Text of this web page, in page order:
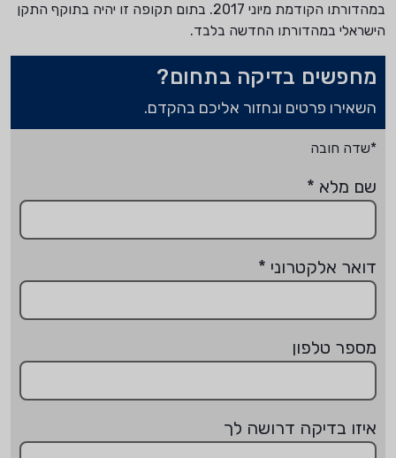
במהדורתו הקודמת מיוני 2017. בתום תקופה זו יהיה בתוקף התקן
הישראלי במהדורתו החדשה בלבד.
מחפשים בדיקה בתחום?
השאירו פרטים ונחזור אליכם בהקדם.
*שדה חובה
שם מלא *
דואר אלקטרוני *
מספר טלפון
איזו בדיקה דרושה לך